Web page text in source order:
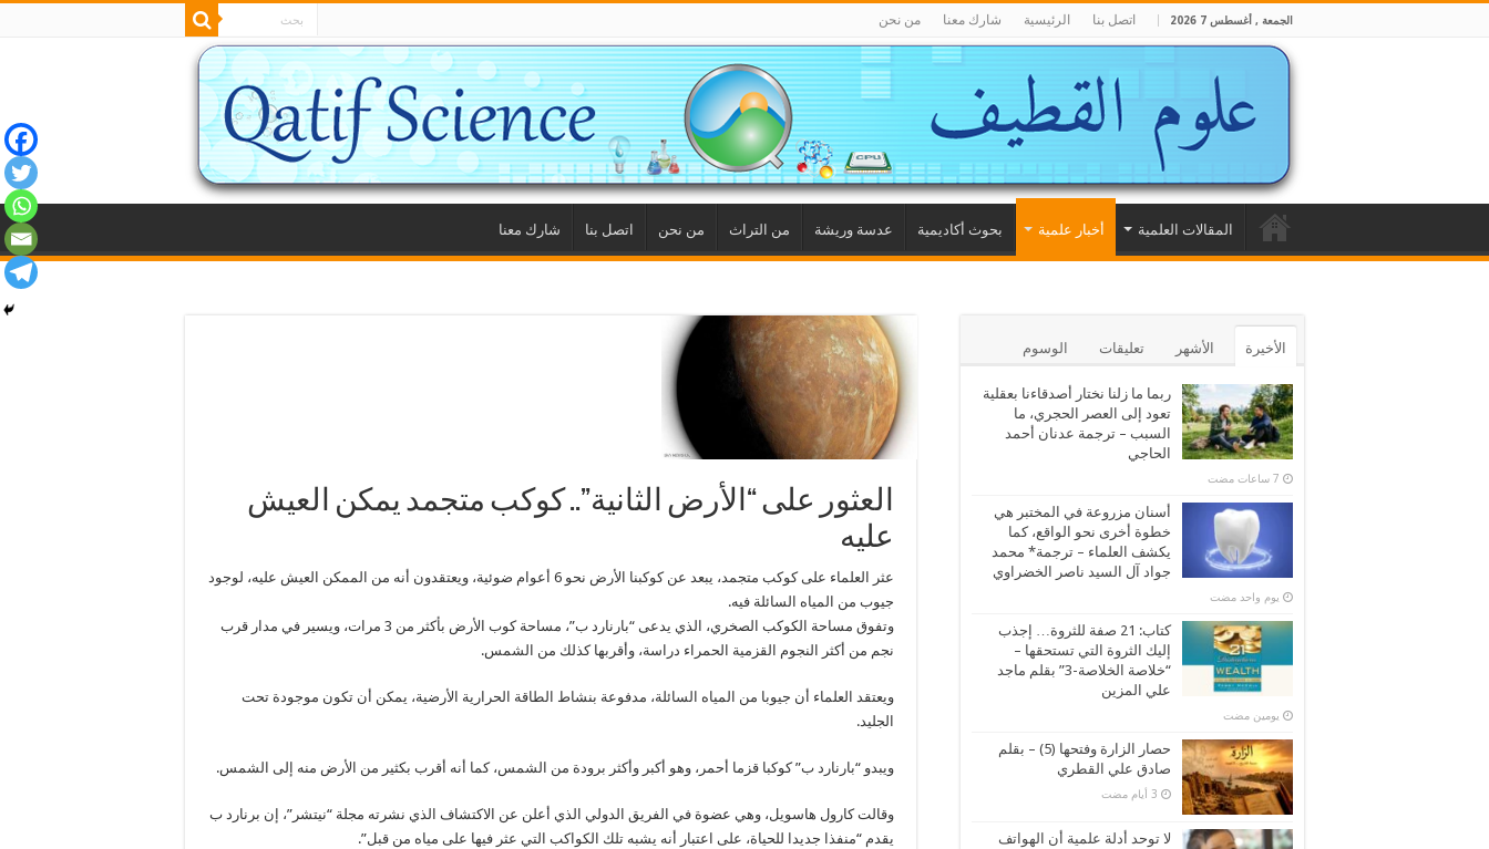
الجمعة , أغسطس 7 2026 اتصل بنا الرئيسية شارك معنا من نحن
المقالات العلمية أخبار علمية بحوث أكاديمية عدسة وريشة من التراث من نحن اتصل بنا شارك معنا
العثور على “الأرض الثانية”.. كوكب متجمد يمكن العيش
عليه
عثر العلماء على كوكب متجمد، يبعد عن كوكبنا الأرض نحو 6 أعوام ضوئية، ويعتقدون أنه من الممكن العيش عليه، لوجود
جيوب من المياه السائلة فيه.
وتفوق مساحة الكوكب الصخري، الذي يدعى “بارنارد ب”، مساحة كوب الأرض بأكثر من 3 مرات، ويسير في مدار قرب
نجم من أكثر النجوم القزمية الحمراء دراسة، وأقربها كذلك من الشمس.
ويعتقد العلماء أن جيوبا من المياه السائلة، مدفوعة بنشاط الطاقة الحرارية الأرضية، يمكن أن تكون موجودة تحت
الجليد.
ويبدو “بارنارد ب” كوكبا قزما أحمر، وهو أكبر وأكثر برودة من الشمس، كما أنه أقرب بكثير من الأرض منه إلى الشمس.
وقالت كارول هاسويل، وهي عضوة في الفريق الدولي الذي أعلن عن الاكتشاف الذي نشرته مجلة “نيتشر”، إن برنارد ب
يقدم “منفذا جديدا للحياة، على اعتبار أنه يشبه تلك الكواكب التي عثر فيها على مياه من قبل”.
الأخيرة الأشهر تعليقات الوسوم
ربما ما زلنا نختار أصدقاءنا بعقلية
تعود إلى العصر الحجري، ما
السبب – ترجمة عدنان أحمد
الحاجي
أسنان مزروعة في المختبر هي
خطوة أخرى نحو الواقع، كما
يكشف العلماء – ترجمة* محمد
جواد آل السيد ناصر الخضراوي
‏يوم واحد مضت
كتاب: 21 صفة للثروة… إجذب
إليك الثروة التي تستحقها –
“خلاصة الخلاصة-3” بقلم ماجد
علي المزين
‏يومين مضت
حصار الزارة وفتحها (5) – بقلم
صادق علي القطري
لا توحد أدلة علمية أن الهواتف